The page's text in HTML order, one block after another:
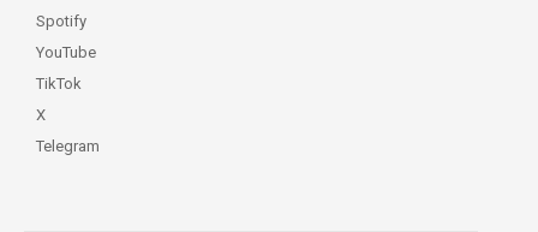
Spotify
YouTube
TikTok
X
Telegram